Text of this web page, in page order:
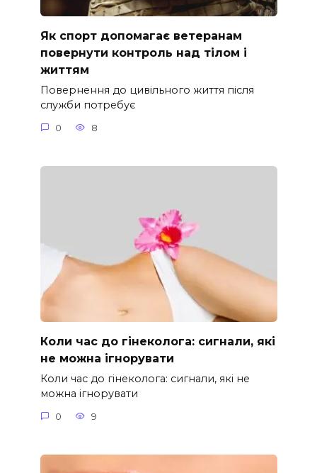
Як спорт допомагає ветеранам
повернути контроль над тілом і
життям
Повернення до цивільного життя після
служби потребує
0 8
Коли час до гінеколога: сигнали, які
не можна ігнорувати
Коли час до гінеколога: сигнали, які не
можна ігнорувати
0 9